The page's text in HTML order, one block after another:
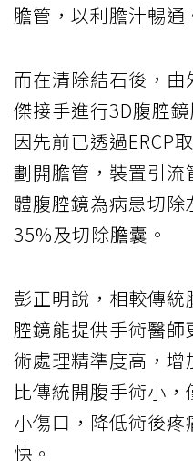
膽管，以利膽汁暢通
而在清除結石後，
傑接手進行3D腹腔
因先前已透過ERCP
劃開膽管，裝置引流
體腹腔鏡為病患切
35%及切除膽囊。
彭正明說，相較傳
腔鏡能提供手術醫
術處理精準度高，
比傳統開腹手術小
小傷口，降低術後
快。